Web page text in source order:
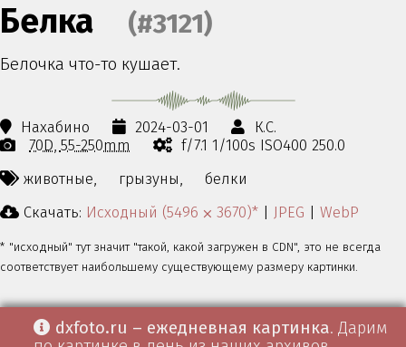
Белка (#3121)
Белочка что-то кушает.
Нахабино 2024-03-01
К.С.
70D 55-250mm
f/7.1 1/100s ISO400 250.0
животные,
грызуны,
белки
Скачать: Исходный (5496 ⨉ 3670)* | JPEG | WebP
* "исходный" тут значит "такой, какой загружен в CDN", это не всегда
соответствует наибольшему существующему размеру картинки.
dxfoto.ru – ежедневная картинка. Дарим